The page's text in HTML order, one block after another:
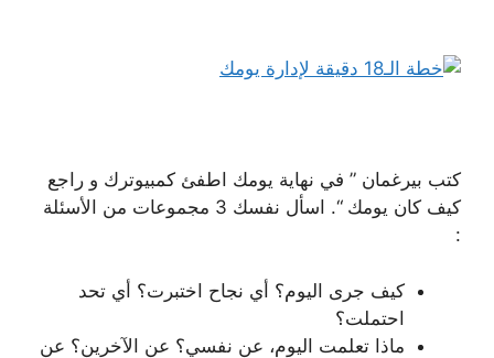
كتب بيرغمان ” في نهاية يومك اطفئ كمبيوترك و راجع
كيف كان يومك “. اسأل نفسك 3 مجموعات من الأسئلة
:
كيف جرى اليوم؟ أي نجاح اختبرت؟ أي تحد
احتملت؟
ماذا تعلمت اليوم، عن نفسي؟ عن الآخرين؟ عن